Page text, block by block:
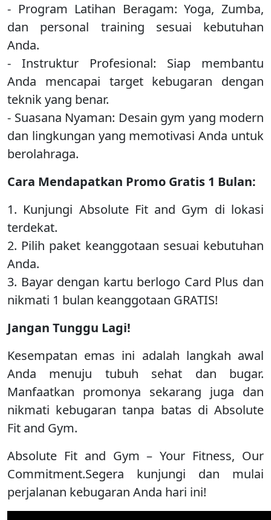
- Program Latihan Beragam: Yoga, Zumba,
dan personal training sesuai kebutuhan
Anda.
- Instruktur Profesional: Siap membantu
Anda mencapai target kebugaran dengan
teknik yang benar.
- Suasana Nyaman: Desain gym yang modern
dan lingkungan yang memotivasi Anda untuk
berolahraga.
Cara Mendapatkan Promo Gratis 1 Bulan:
1. Kunjungi Absolute Fit and Gym di lokasi
terdekat.
2. Pilih paket keanggotaan sesuai kebutuhan
Anda.
3. Bayar dengan kartu berlogo Card Plus dan
nikmati 1 bulan keanggotaan GRATIS!
Jangan Tunggu Lagi!
Kesempatan emas ini adalah langkah awal
Anda menuju tubuh sehat dan bugar.
Manfaatkan promonya sekarang juga dan
nikmati kebugaran tanpa batas di Absolute
Fit and Gym.
Absolute Fit and Gym – Your Fitness, Our
Commitment.Segera kunjungi dan mulai
perjalanan kebugaran Anda hari ini!